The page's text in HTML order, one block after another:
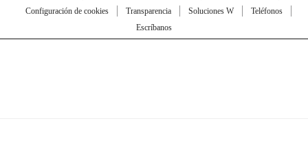
Configuración de cookies
Transparencia Soluciones W
Teléfonos
Escríbanos